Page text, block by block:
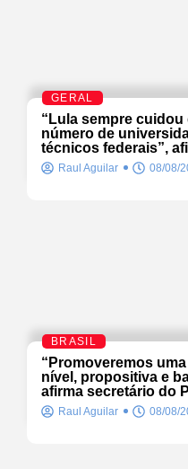
GERAL
“Lula sempre cuidou
número de
técnicos federais”,
Raul Aguilar 08/08/
BRASIL
“Promoveremos
nível, propositiva e
afirma secretário do
Raul Aguilar 08/08/